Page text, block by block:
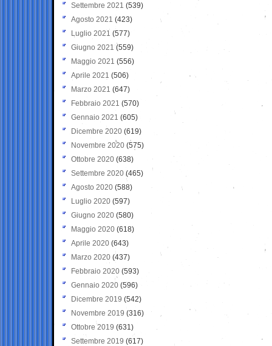
Settembre 2021 (539)
Agosto 2021 (423)
Luglio 2021 (577)
Giugno 2021(559)
Maggio 2021 (556)
Aprile 2021 (506)
Marzo 2021 (647)
Febbraio 2021 (570)
Gennaio 2021 (605)
Dicembre 2020 (619)
Novembre 2020 (575)
Ottobre 2020 (638)
Settembre 2020(465)
Agosto 2020 (588)
Luglio 2020 (597)
Giugno 2020 (580)
Maggio 2020 (618)
Aprile 2020 (643)
Marzo 2020 (437)
Febbraio 2020 (593)
Gennaio 2020 (596)
Dicembre 2019 (542)
Novembre 2019 (316)
Ottobre 2019 (631)
Settembre 2019 (617)